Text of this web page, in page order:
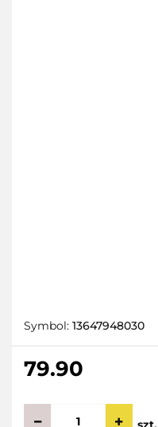
Symbol: 13647948030
79.90